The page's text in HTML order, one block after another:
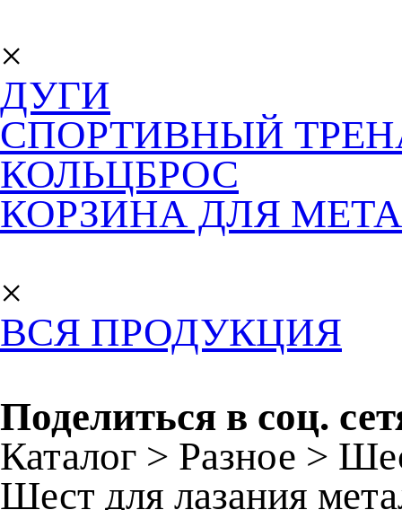
×
ДУГИ
СПОРТИВНЫЙ
КОЛЬЦБРОС
КОРЗИНА ДЛЯ
×
ВСЯ ПРОДУКЦИЯ
Поделиться в соц.
Каталог > Разное >
Шест для лазания